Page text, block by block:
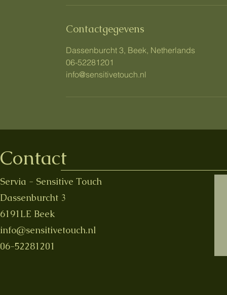
.
Contactgegevens
Dassenburcht 3, Beek, Netherlands
06-52281201
info@sensitivetouch.nl
Contact
Servia - Sensitive Touch
Dassenburcht 3
6191LE Beek
info@sensitivetouch.nl
06-52281201